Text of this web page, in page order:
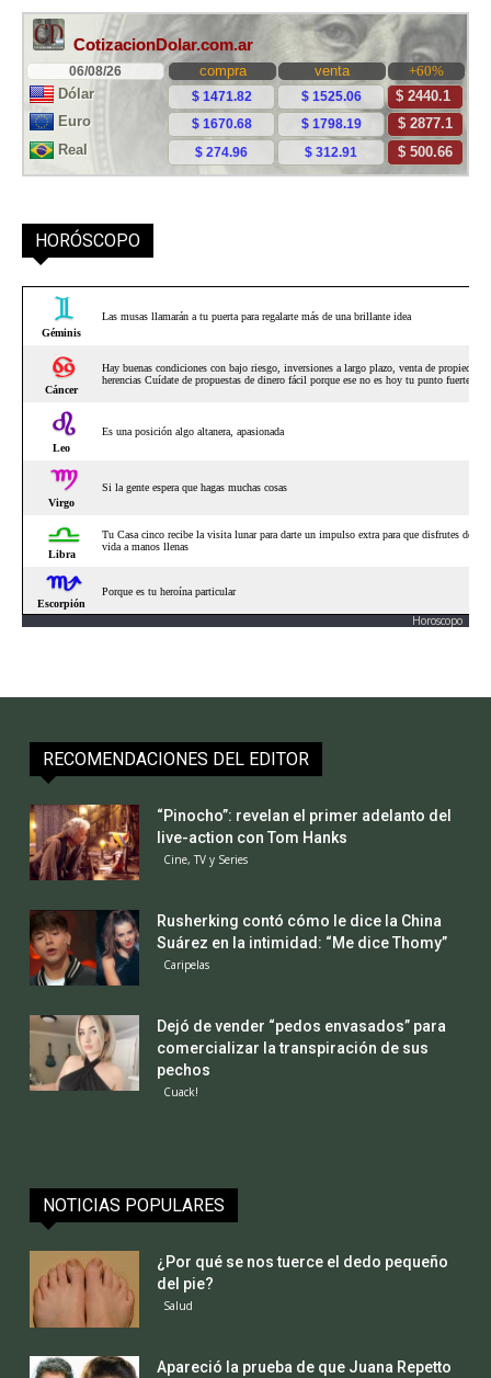
HORÓSCOPO
Horoscopo
RECOMENDACIONES DEL EDITOR
“Pinocho”: revelan el primer adelanto del
live-action con Tom Hanks
Cine, TV y Series
Rusherking contó cómo le dice la China
Suárez en la intimidad: “Me dice Thomy”
Caripelas
Dejó de vender “pedos envasados” para
comercializar la transpiración de sus
pechos
Cuack!
NOTICIAS POPULARES
¿Por qué se nos tuerce el dedo pequeño
del pie?
Salud
Apareció la prueba de que Juana Repetto